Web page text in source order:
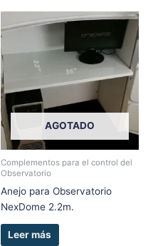
AGOTADO
Complementos para el control del
Observatorio
Anejo para Observatorio
NexDome 2.2m.
Leer más